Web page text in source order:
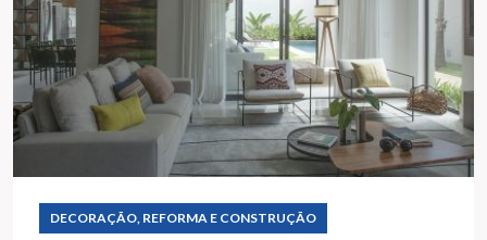
DECORAÇÃO, REFORMA E CONSTRUÇÃO